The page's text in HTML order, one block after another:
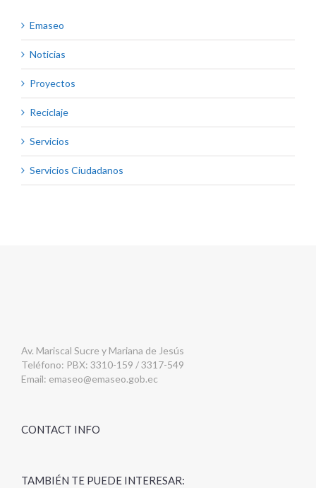
Emaseo
Noticias
Proyectos
Reciclaje
Servicios
Servicios Ciudadanos
Av. Mariscal Sucre y Mariana de Jesús
Teléfono: PBX: 3310-159 / 3317-549
Email: emaseo@emaseo.gob.ec
CONTACT INFO
TAMBIÉN TE PUEDE INTERESAR: